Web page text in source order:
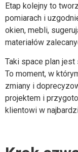
Etap kolejny to
pomiarach i
okien, mebli,
materiałów
Taki space plan
To moment, w
zmiany i
projektem i
klientowi w